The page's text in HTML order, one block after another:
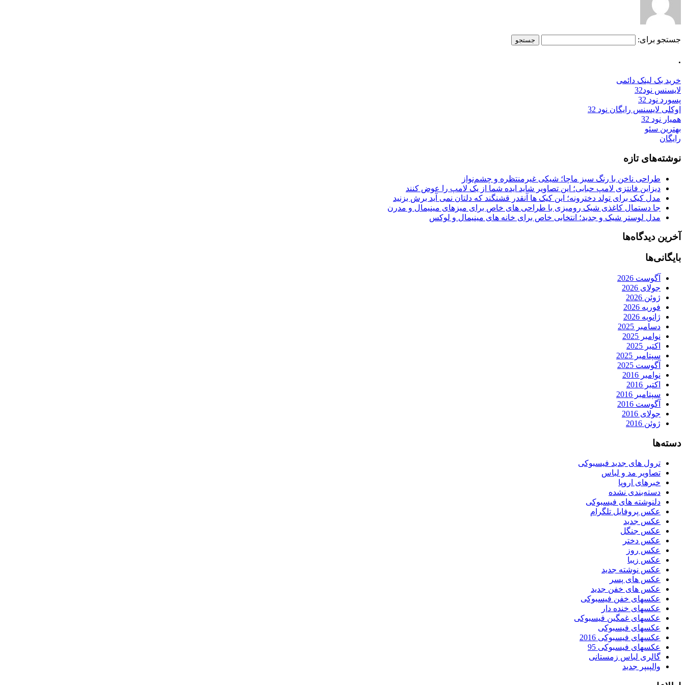
جستجو برای:
.
خرید بک لینک دائمی
لایسنس نود32
پسورد نود 32
اوکلی لایسنس رایگان نود 32
همیار نود 32
بهترین سئو
رایگان
نوشته‌های تازه
طراحی ناخن با رنگ سبز ماچا؛ شیکی غیرمنتظره و چشم‌نواز
دیزاین فانتزی لامپ حبابی؛ این تصاویر شاید ایده شما از یک لامپ را عوض کنند
مدل کیک برای تولد دخترونه؛ این کیک ها آنقدر قشنگند که دلتان نمی آید برش بزنید
جا دستمال کاغذی شیک رومیزی با طراحی های خاص برای میزهای مینیمال و مدرن
مدل لوستر شیک و جدید؛ انتخابی خاص برای خانه های مینیمال و لوکس
آخرین دیدگاه‌ها
بایگانی‌ها
آگوست 2026
جولای 2026
ژوئن 2026
فوریه 2026
ژانویه 2026
دسامبر 2025
نوامبر 2025
اکتبر 2025
سپتامبر 2025
آگوست 2025
نوامبر 2016
اکتبر 2016
سپتامبر 2016
آگوست 2016
جولای 2016
ژوئن 2016
دسته‌ها
ترول های جدید فیسبوکی
تصاویر مد و لباس
خبرهای اروپا
دسته‌بندی نشده
دلنوشته های فیسبوکی
عکس پروفایل تلگرام
عکس جدید
عکس جنگل
عکس دختر
عکس روز
عکس زیبا
عکس نوشته جدید
عکس های پسر
عکس های خفن جدید
عکسهای خفن فیسبوکی
عکسهای خنده دار
عکسهای غمگین فیسبوکی
عکسهای فیسبوکی
عکسهای فیسبوکی 2016
عکسهای فیسبوکی 95
گالری لباس زمستانی
والپیپر جدید